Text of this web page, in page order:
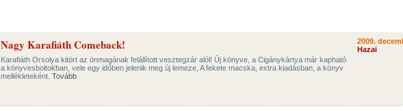
Nagy Karafiáth Comeback!
Karafiáth Orsolya kitört az önmagának felállított vesztegzár alól! Új könyve, a Cigánykártya már kapható
a könyvesboltokban, vele egy időben jelenik meg új lemeze, A fekete macska, extra kiadásban, a könyv
mellékleteként. Tovább
2009.
Hazai